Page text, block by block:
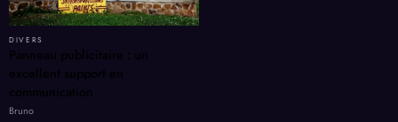
DIVERS
Panneau publicitaire : un
excellent support en
communication
Bruno